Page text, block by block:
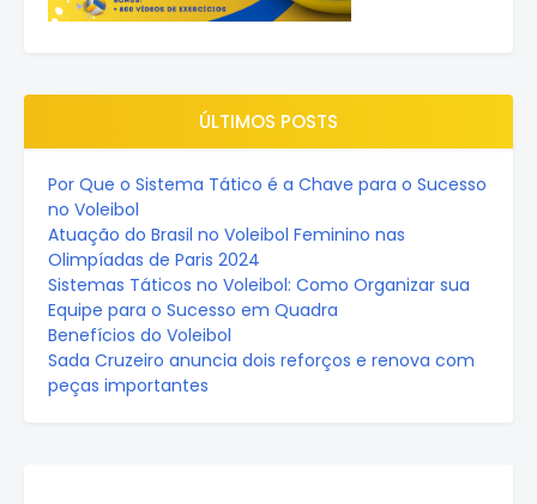
ÚLTIMOS POSTS
Por Que o Sistema Tático é a Chave para o Sucesso
no Voleibol
Atuação do Brasil no Voleibol Feminino nas
Olimpíadas de Paris 2024
Sistemas Táticos no Voleibol: Como Organizar sua
Equipe para o Sucesso em Quadra
Benefícios do Voleibol
Sada Cruzeiro anuncia dois reforços e renova com
peças importantes